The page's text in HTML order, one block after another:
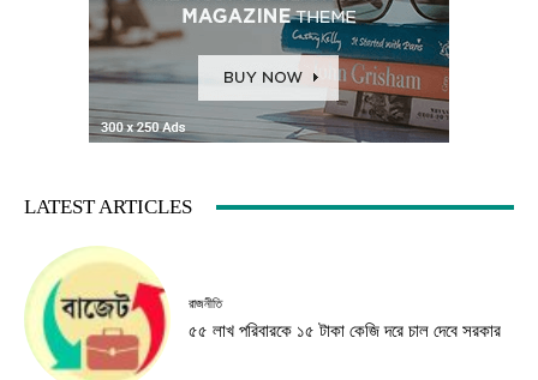
LATEST ARTICLES
রাজনীতি
৫৫ লাখ পরিবারকে ১৫ টাকা কেজি দরে চাল দেবে সরকার